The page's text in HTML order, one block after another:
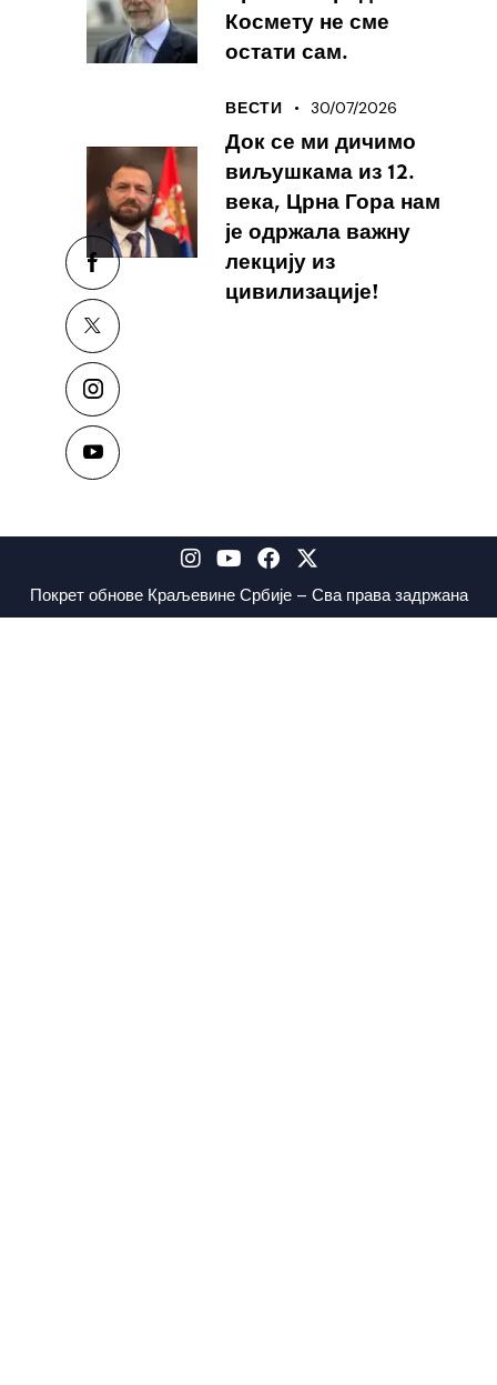
Космету не сме
остати сам.
ВЕСТИ 30/07/2026
Док се ми дичимо
виљушкама из 12.
века, Црна Гора нам
је одржала важну
лекцију из
цивилизације!
Покрет обнове Краљевине Србије – Сва права задржана